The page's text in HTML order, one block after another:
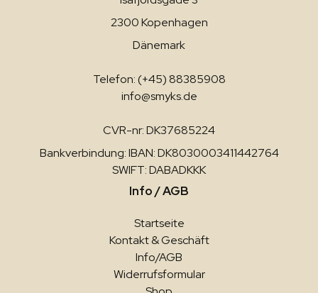
2300 Kopenhagen
Dänemark
Telefon: (+45) 88385908
info@smyks.de
CVR-nr: DK37685224
Bankverbindung: IBAN: DK8030003411442764
SWIFT: DABADKKK
Info / AGB
Startseite
Kontakt & Geschäft
Info/AGB
Widerrufsformular